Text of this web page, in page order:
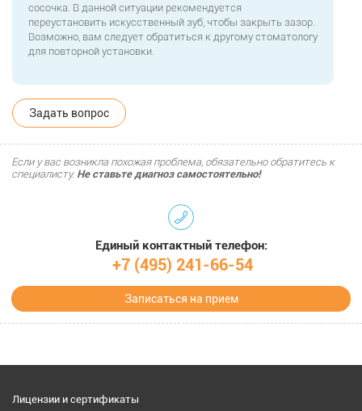
сосочка. В данной ситуации рекомендуется
переустановить искусственный зуб, чтобы закрыть зазор.
Возможно, вам следует обратиться к другому стоматологу
для повторной установки.
Задать вопрос
Если у вас возникла похожая проблема, обязательно обратитесь к
специалисту. Не ставьте диагноз самостоятельно!
Единый контактный телефон:
+7 (495) 241-66-54
Записаться на прием
Лицензии и сертификаты